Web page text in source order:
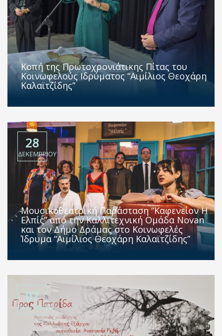
Κοπή της Πρωτοχρονιάτικης Πίτας του
Κοινωφελούς Ιδρύματος “Αιμίλιος Θεοχάρη
Καλαϊτζίδης”
28
ΔΕΚΕΜΒΡΊΟΥ
Μουσικοθεατρική Παράσταση “Καφενείον Η
Ελπίς” από την Καλλιτεχνική Ομάδα Novan
και τον Δήμο Δράμας στο Κοινωφελές
Ίδρυμα “Αιμίλιος Θεοχάρη Καλαϊτζίδης”
07
ΔΕΚΕΜΒΡΊΟΥ